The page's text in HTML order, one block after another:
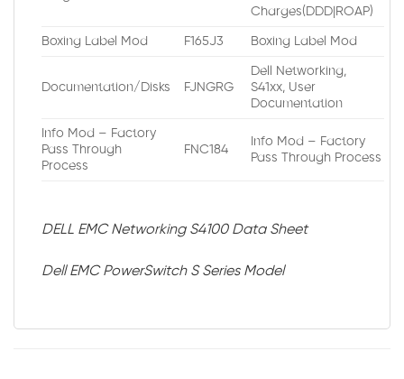
Charges(DDD|ROAP)
Boxing Label Mod F165J3 Boxing Label Mod
Documentation/Disks FJNGRG
Dell Networking,
S41xx, User
Documentation
Info Mod – Factory
Pass Through
Process
FNC184
Info Mod – Factory
Pass Through Process
DELL EMC Networking S4100 Data Sheet
Dell EMC PowerSwitch S Series Model